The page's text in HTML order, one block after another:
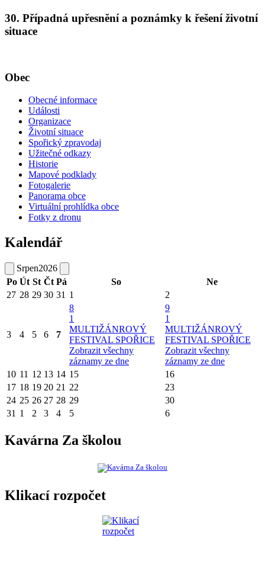
30. Případná upřesnění a poznámky k řešení životní
situace
Obec
Obecné informace
Události
Organizace
Životní situace
Spořický zpravodaj
Užitečné odkazy
Historie
Mapové podklady
Fotogalerie
Panorama obce
Virtuální prohlídka obce
Fotky z dronu
Kalendář
Srpen2026
Po Út St Čt Pá So
Ne
27 28 29 30 31 1 2
3 4 5 6 7
8
1
MULTIŽÁNROVÝ
FESTIVAL SPOŘICE
Zobrazit všechny
záznamy ze dne
9
1
MULTIŽÁNROVÝ
FESTIVAL SPOŘICE
Zobrazit všechny
záznamy ze dne
10 11 12 13 14 15
16
17 18 19 20 21 22
23
24 25 26 27 28 29
30
31 1 2 3 4 5 6
Kavárna Za školou
Klikací rozpočet